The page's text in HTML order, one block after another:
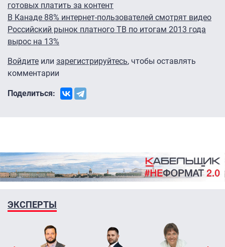
готовых платить за контент
В Канаде 88% интернет-пользователей смотрят видео
Российский рынок платного ТВ по итогам 2013 года
вырос на 13%
Войдите или зарегистрируйтесь, чтобы оставлять
комментарии
Поделиться:
ЭКСПЕРТЫ